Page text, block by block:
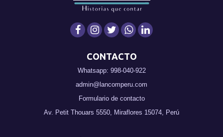
CONTACTO
Whatsapp: 998-040-922
admin@lancomperu.com
Formulario de contacto
Av. Petit Thouars 5550, Miraflores 15074, Perú